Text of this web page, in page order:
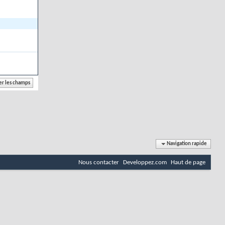
Navigation rapide
Nous contacter Developpez.com Haut de page